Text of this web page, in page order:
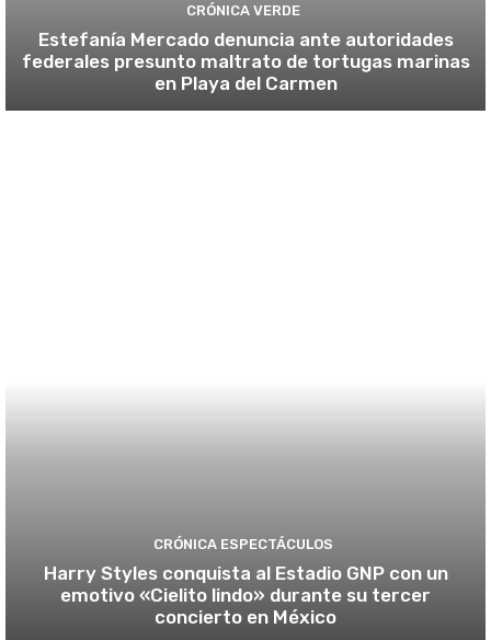
CRÓNICA VERDE
Estefanía Mercado denuncia ante autoridades
federales presunto maltrato de tortugas marinas
en Playa del Carmen
CRÓNICA ESPECTÁCULOS
Harry Styles conquista al Estadio GNP con un
emotivo «Cielito lindo» durante su tercer
concierto en México